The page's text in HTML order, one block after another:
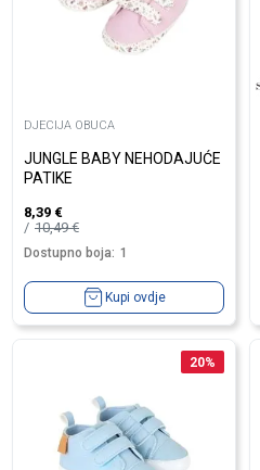
DJECIJA OBUCA
JUNGLE BABY NEHODAJUĆE
PATIKE
8,39 €
10,49€
Dostupno boja: 1
Kupi ovdje
20%